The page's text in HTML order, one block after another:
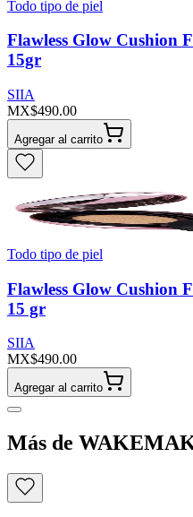
Todo tipo de piel
Flawless Glow Cushion
15gr
SIIA
MX$490.00
Agregar al carrito
Todo tipo de piel
Flawless Glow Cushion
15 gr
SIIA
MX$490.00
Agregar al carrito
Más de